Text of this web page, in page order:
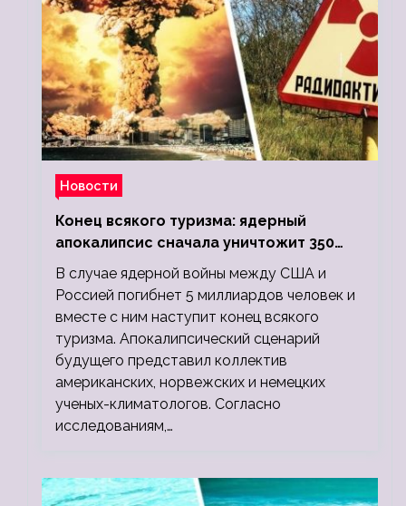
Новости
Конец всякого туризма: ядерный
апокалипсис сначала уничтожит 350
миллионов, а потом 5 миллиардов
людей
В случае ядерной войны между США и
Россией погибнет 5 миллиардов человек и
вместе с ним наступит конец всякого
туризма. Апокалипсический сценарий
будущего представил коллектив
американских, норвежских и немецких
ученых-климатологов. Согласно
исследованиям,…